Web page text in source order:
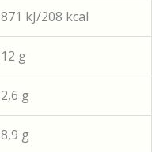
871 kJ/208 kcal
12 g
2,6 g
8,9 g